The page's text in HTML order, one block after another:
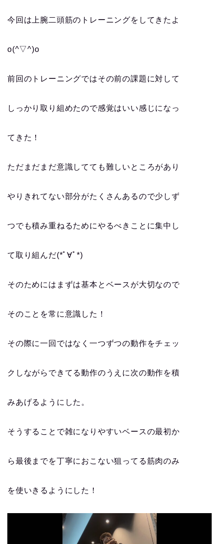
今回は上腕二頭筋のトレーニングをしてきたよ
o(^▽^)o
前回のトレーニングではその前の課題に対して
しっかり取り組めたので感覚はいい感じになっ
てきた！
ただまだまだ意識してても難しいところがあり
やりきれてない部分がたくさんあるので少しず
つでも積み重ねるためにやるべきことに集中し
て取り組んだ(*ﾟ∀ﾟ*)
そのためにはまずは基本とベースが大切なので
そのことを常に意識した！
その際に一回ではなく一つずつの動作をチェッ
クしながらできてる動作のうえに次の動作を積
みあげるようにした。
そうすることで雑になりやすいベースの最初か
ら最後までを丁寧におこない狙ってる筋肉のみ
を使いきるようにした！